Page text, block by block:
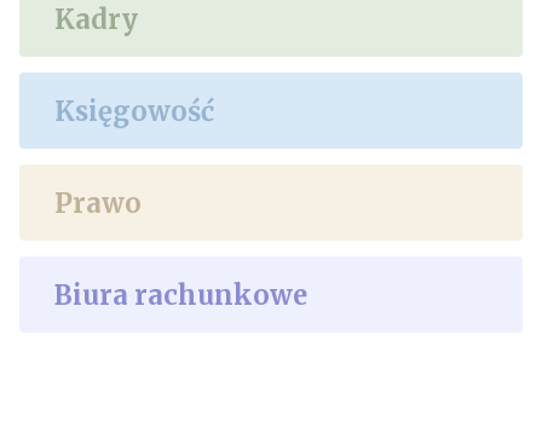
Kadry
Księgowość
Prawo
Biura rachunkowe